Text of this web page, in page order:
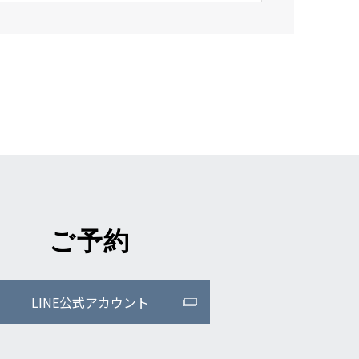
ご予約
LINE公式アカウント